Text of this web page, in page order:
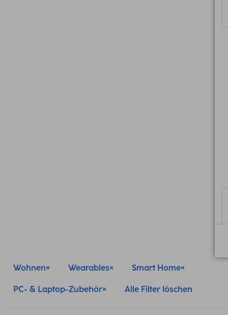
Wohnen Wearables Smart Home
PC- & Laptop-Zubehör Alle Filter löschen